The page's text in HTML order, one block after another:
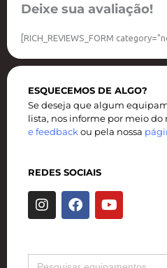
Deixe sua avaliação!
[RICH_REVIEWS_FORM
ESQUECEMOS DE ALGO?
Se deseja que algum
lista, nos informe por meio do
e feedback ou pela nossa
REDES SOCIAIS
I
n
a
F
a
b
Y
o
u
Search
for: